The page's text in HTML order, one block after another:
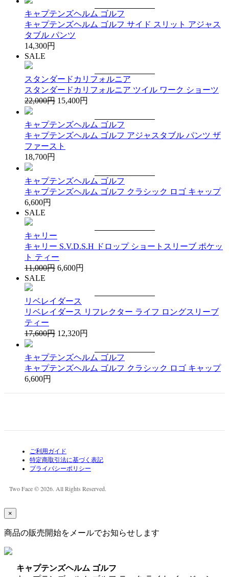
キャプテンズヘルム ゴルフ
キャプテンズヘルム ゴルフ サイド スリット アジャス
タブル パンツ
14,300円
SALE
スタンダードカリフォルニア
スタンダードカリフォルニア ツイル ワーク ショーツ
22,000円 15,400円
キャプテンズヘルム ゴルフ
キャプテンズヘルム ゴルフ アジャスタブル パンツ ザ
ファースト
18,700円
キャプテンズヘルム ゴルフ
キャプテンズヘルム ゴルフ クラシック ロゴ キャップ
6,600円
SALE
キャリー
キャリー S.V.D.S.H ドロップ ショートスリーブ ポケッ
ト ティー
11,000円 6,600円
SALE
リベレイダース
リベレイダース リフレクター ライフ ロングスリーブ
ティー
17,600円 12,320円
キャプテンズヘルム ゴルフ
キャプテンズヘルム ゴルフ クラシック ロゴ キャップ
6,600円
ご利用ガイド
特定商取引法に基づく表記
プライバシーポリシー
Two Face © 2026. All Rights Reserved.
×
商品の販売開始をメールでお知らせします
キャプテンズヘルム ゴルフ